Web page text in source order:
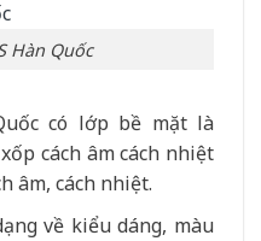
Hàn Quốc
có lớp bề mặt là
cách âm cách nhiệt
âm, cách nhiệt.
về kiểu dáng, màu